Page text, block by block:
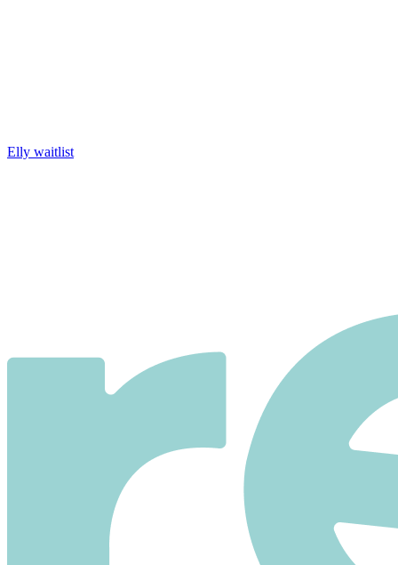
Elly waitlist